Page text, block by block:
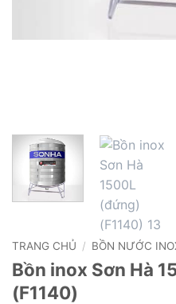
TRANG CHỦ / BỒN NƯỚC
Bồn inox Sơn Hà
(F1140)